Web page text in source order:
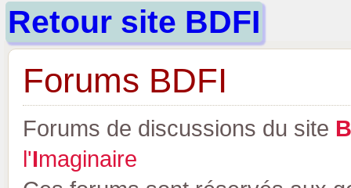
Retour site BDFI
Forums BDFI
Forums de discussions du site B
l'Imaginaire